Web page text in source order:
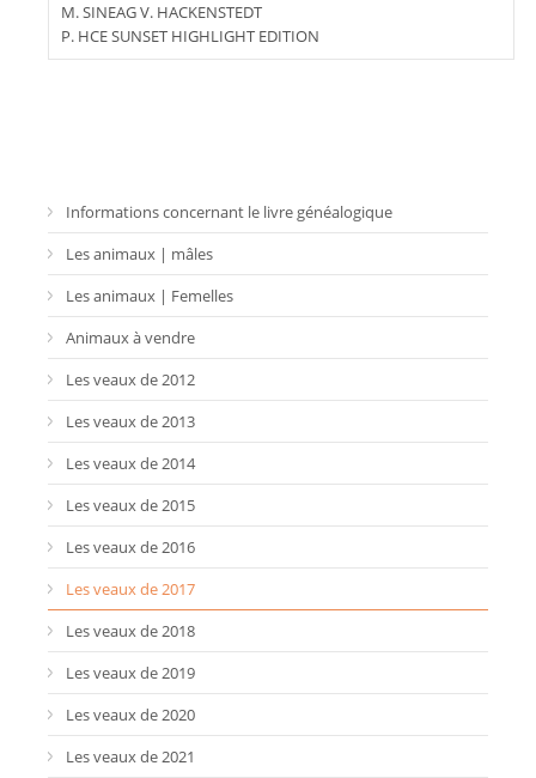
M. SINEAG V. HACKENSTEDT
P. HCE SUNSET HIGHLIGHT EDITION
Informations concernant le livre généalogique
Les animaux | mâles
Les animaux | Femelles
Animaux à vendre
Les veaux de 2012
Les veaux de 2013
Les veaux de 2014
Les veaux de 2015
Les veaux de 2016
Les veaux de 2017
Les veaux de 2018
Les veaux de 2019
Les veaux de 2020
Les veaux de 2021